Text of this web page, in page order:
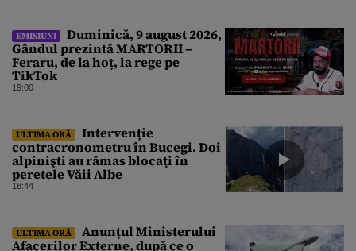
EMISIUNI
Duminică, 9 august 2026,
Gândul prezintă MARTORII –
Feraru, de la hoț, la rege pe
TikTok
19:00
ULTIMA ORĂ
Intervenție
contracronometru în Bucegi. Doi
alpinişti au rămas blocaţi în
peretele Văii Albe
18:44
ULTIMA ORĂ
Anunțul Ministerului
Afacerilor Externe, după ce o